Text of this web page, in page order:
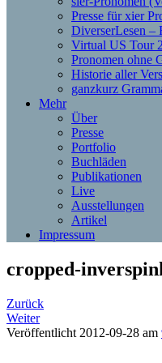
Presse für xier
DiverserLesen –
Virtual US Tour
Pronomen ohne
Historie aller
ganzkurz
Mehr
Über
Presse
Portfolio
Buchläden
Publikationen
Live
Ausstellungen
Artikel
Impressum
cropped-
Zurück
Weiter
Veröffentlicht 2012-09-28 am